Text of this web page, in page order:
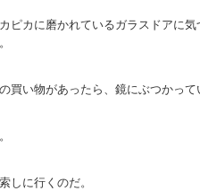
ピカに磨かれているガラスドアに
買い物があったら、鏡にぶつかっ
しに行くのだ。